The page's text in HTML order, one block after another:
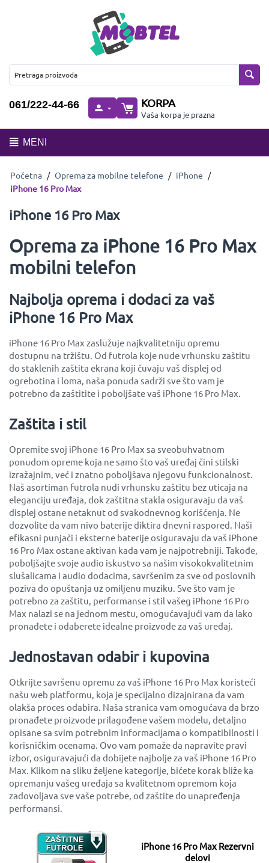
061/222-44-66 KORPA
Vaša korpa je prazna
MENI
Početna / Oprema za mobilne telefone / iPhone /
iPhone 16 Pro Max
iPhone 16 Pro Max
Oprema za iPhone 16 Pro Max
mobilni telefon
Najbolja oprema i dodaci za vaš
iPhone 16 Pro Max
iPhone 16 Pro Max zaslužuje najkvalitetniju opremu
dostupnu na tržištu. Od futrola koje nude vrhunsku zaštitu
do staklenih zaštita ekrana koji čuvaju vaš displej od
ogrebotina i loma, naša ponuda sadrži sve što vam je
potrebno da zaštitite i poboljšate vaš iPhone 16 Pro Max.
Zaštita i stil
Opremite svoj iPhone 16 Pro Max sa sveobuhvatnom
ponudom opreme koja ne samo što vaš uređaj čini stilski
izražajnim, već i znatno poboljšava njegovu funkcionalnost.
Naš asortiman futrola nudi vrhunsku zaštitu bez uticaja na
eleganciju uređaja, dok zaštitna stakla osiguravaju da vaš
displej ostane netaknut od svakodnevnog korišćenja. Ne
dozvolite da vam nivo baterije diktira dnevni raspored. Naši
efikasni punjači i eksterne baterije osiguravaju da vaš iPhone
16 Pro Max ostane aktivan kada vam je najpotrebniji. Takođe,
poboljšajte svoje audio iskustvo sa našim visokokvalitetnim
slušalicama i audio dodacima, savršenim za sve od poslovnih
poziva do opuštanja uz omiljenu muziku. Sve što vam je
potrebno za zaštitu, performanse i stil vašeg iPhone 16 Pro
Max nalazi se na jednom mestu, omogućavajući vam da lako
pronađete i odaberete idealne proizvode za vaš uređaj.
Jednostavan odabir i kupovina
Otkrijte savršenu opremu za vaš iPhone 16 Pro Max koristeći
našu web platformu, koja je specijalno dizajnirana da vam
olakša proces odabira. Naša stranica vam omogućava da brzo
pronađete proizvode prilagođene vašem modelu, detaljno
opisane sa svim potrebnim informacijama o kompatibilnosti i
korisničkim ocenama. Ovo vam pomaže da napravite pravi
izbor, osiguravajući da dobijete najbolje za vaš iPhone 16 Pro
Max. Klikom na sliku željene kategorije, bićete korak bliže ka
opremanju vašeg uređaja sa kvalitetnom opremom koja
zadovoljava sve vaše potrebe, od zaštite do unapređenja
performansi.
iPhone 16 Pro Max Rezervni
delovi